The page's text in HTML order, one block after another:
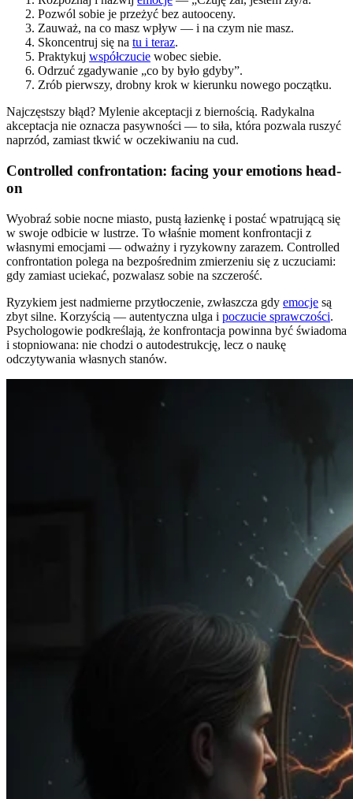
Pozwól sobie je przeżyć bez autooceny.
Zauważ, na co masz wpływ — i na czym nie masz.
Skoncentruj się na tu i teraz.
Praktykuj współczucie wobec siebie.
Odrzuć zgadywanie „co by było gdyby”.
Zrób pierwszy, drobny krok w kierunku nowego początku.
Najczęstszy błąd? Mylenie akceptacji z biernością. Radykalna
akceptacja nie oznacza pasywności — to siła, która pozwala ruszyć
naprzód, zamiast tkwić w oczekiwaniu na cud.
Controlled confrontation: facing your emotions head-
on
Wyobraź sobie nocne miasto, pustą łazienkę i postać wpatrującą się
w swoje odbicie w lustrze. To właśnie moment konfrontacji z
własnymi emocjami — odważny i ryzykowny zarazem. Controlled
confrontation polega na bezpośrednim zmierzeniu się z uczuciami:
gdy zamiast uciekać, pozwalasz sobie na szczerość.
Ryzykiem jest nadmierne przytłoczenie, zwłaszcza gdy emocje są
zbyt silne. Korzyścią — autentyczna ulga i poczucie sprawczości.
Psychologowie podkreślają, że konfrontacja powinna być świadoma
i stopniowana: nie chodzi o autodestrukcję, lecz o naukę
odczytywania własnych stanów.